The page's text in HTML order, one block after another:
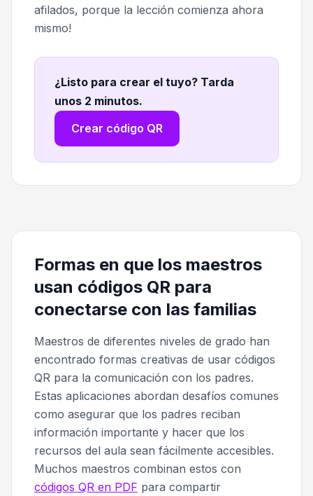
afilados, porque la lección comienza ahora
mismo!
¿Listo para crear el tuyo? Tarda
unos 2 minutos.
Crear código QR
Formas en que los maestros
usan códigos QR para
conectarse con las familias
Maestros de diferentes niveles de grado han
encontrado formas creativas de usar códigos
QR para la comunicación con los padres.
Estas aplicaciones abordan desafíos comunes
como asegurar que los padres reciban
información importante y hacer que los
recursos del aula sean fácilmente accesibles.
Muchos maestros combinan estos con
códigos QR en PDF para compartir